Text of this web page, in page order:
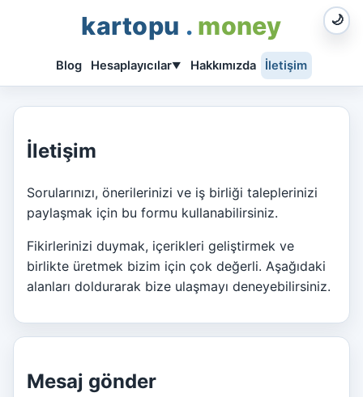
kartopu . money 🌙
Blog Hesaplayıcılar▼ Hakkımızda İletişim
İletişim
Sorularınızı, önerilerinizi ve iş birliği taleplerinizi
paylaşmak için bu formu kullanabilirsiniz.
Fikirlerinizi duymak, içerikleri geliştirmek ve
birlikte üretmek bizim için çok değerli. Aşağıdaki
alanları doldurarak bize ulaşmayı deneyebilirsiniz.
Mesaj gönder